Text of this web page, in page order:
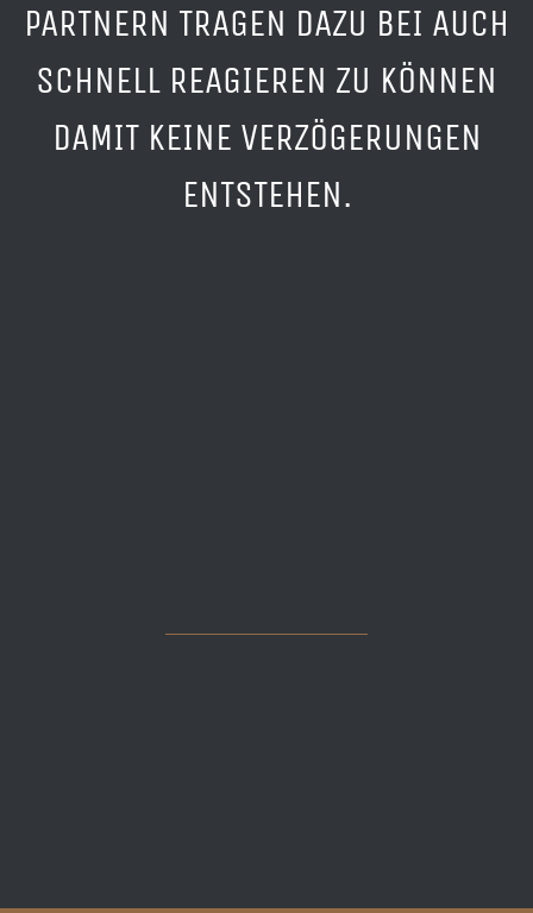
PARTNERN TRAGEN DAZU BEI AUCH
SCHNELL REAGIEREN ZU KÖNNEN
DAMIT KEINE VERZÖGERUNGEN
ENTSTEHEN.